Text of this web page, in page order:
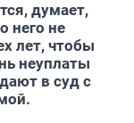
думает,
него не
лет, чтобы
неуплаты
в суд с